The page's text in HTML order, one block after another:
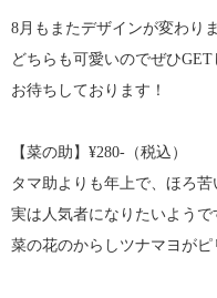
8月もまたデザインが変わり
どちらも可愛いのでぜひ
お待ちしております！
【菜の助】¥280-（税込）
タマ助よりも年上で、ほろ
実は人気者になりたいようで
菜の花のからしツナマヨが